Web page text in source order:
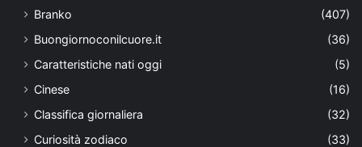
Branko
(407)
Buongiornoconilcuore.it
(36)
Caratteristiche nati oggi
(5)
Cinese
(16)
Classifica giornaliera
(32)
Curiosità zodiaco
(33)